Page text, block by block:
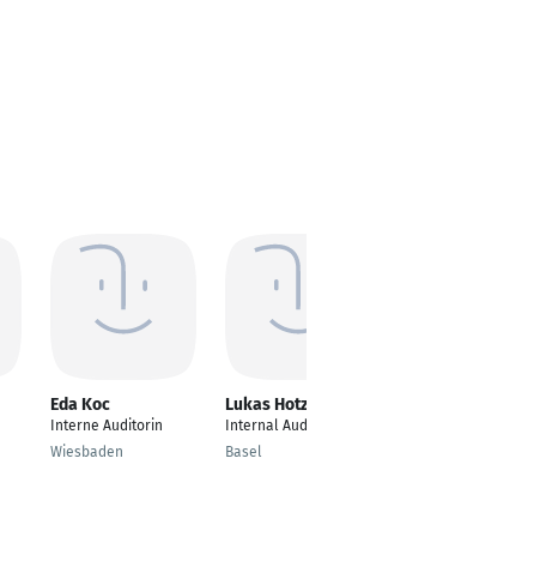
Eda Koc
Interne Auditorin
Wiesbaden
Lukas Hotz
Internal Auditor
Basel